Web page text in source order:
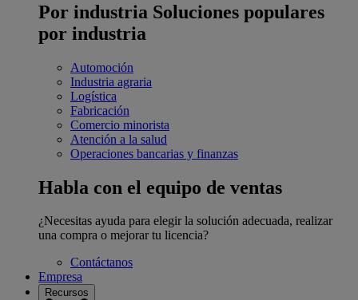
Por industria Soluciones populares
por industria
Automoción
Industria agraria
Logística
Fabricación
Comercio minorista
Atención a la salud
Operaciones bancarias y finanzas
Habla con el equipo de ventas
¿Necesitas ayuda para elegir la solución adecuada, realizar
una compra o mejorar tu licencia?
Contáctanos
Empresa
Recursos